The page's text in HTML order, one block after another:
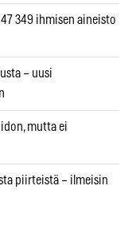
349 ihmisen aineisto
– uusi
mutta ei
piirteistä – ilmeisin